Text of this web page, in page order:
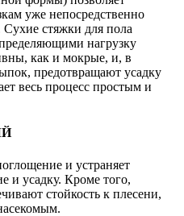
уже непосредственно
стяжки для пола
нагрузку
как и мокрые, и, в
предотвращают усадку
весь процесс простым и
и устраняет
и усадку. Кроме того,
стойкость к плесени,